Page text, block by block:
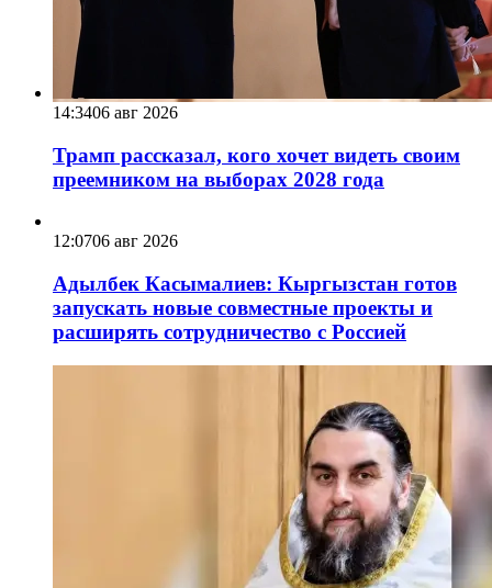
14:3406 авг 2026
Трамп рассказал, кого хочет видеть своим
преемником на выборах 2028 года
12:0706 авг 2026
Адылбек Касымалиев: Кыргызстан готов
запускать новые совместные проекты и
расширять сотрудничество с Россией